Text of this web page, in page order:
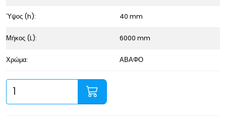
Ύψος (h): 40 mm
Μήκος (L): 6000 mm
Χρώμα: ΑΒΑΦΟ